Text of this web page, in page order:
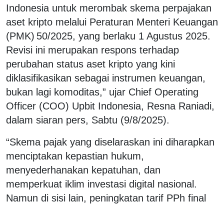
Indonesia untuk merombak skema perpajakan
aset kripto melalui Peraturan Menteri Keuangan
(PMK) 50/2025, yang berlaku 1 Agustus 2025.
Revisi ini merupakan respons terhadap
perubahan status aset kripto yang kini
diklasifikasikan sebagai instrumen keuangan,
bukan lagi komoditas,” ujar Chief Operating
Officer (COO) Upbit Indonesia, Resna Raniadi,
dalam siaran pers, Sabtu (9/8/2025).
“Skema pajak yang diselaraskan ini diharapkan
menciptakan kepastian hukum,
menyederhanakan kepatuhan, dan
memperkuat iklim investasi digital nasional.
Namun di sisi lain, peningkatan tarif PPh final